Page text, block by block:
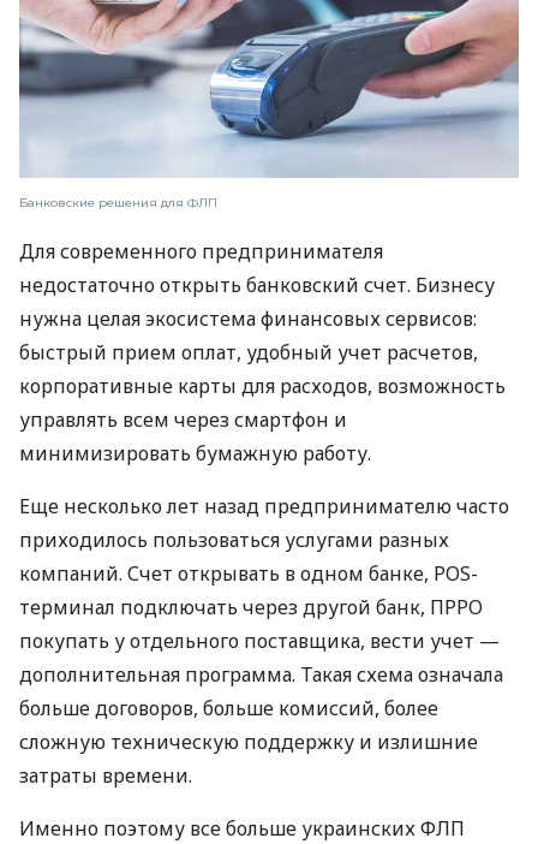
Банковские решения для ФЛП
Для современного предпринимателя
недостаточно открыть банковский счет. Бизнесу
нужна целая экосистема финансовых сервисов:
быстрый прием оплат, удобный учет расчетов,
корпоративные карты для расходов, возможность
управлять всем через смартфон и
минимизировать бумажную работу.
Еще несколько лет назад предпринимателю часто
приходилось пользоваться услугами разных
компаний. Счет открывать в одном банке, POS-
терминал подключать через другой банк, ПРРО
покупать у отдельного поставщика, вести учет —
дополнительная программа. Такая схема означала
больше договоров, больше комиссий, более
сложную техническую поддержку и излишние
затраты времени.
Именно поэтому все больше украинских ФЛП